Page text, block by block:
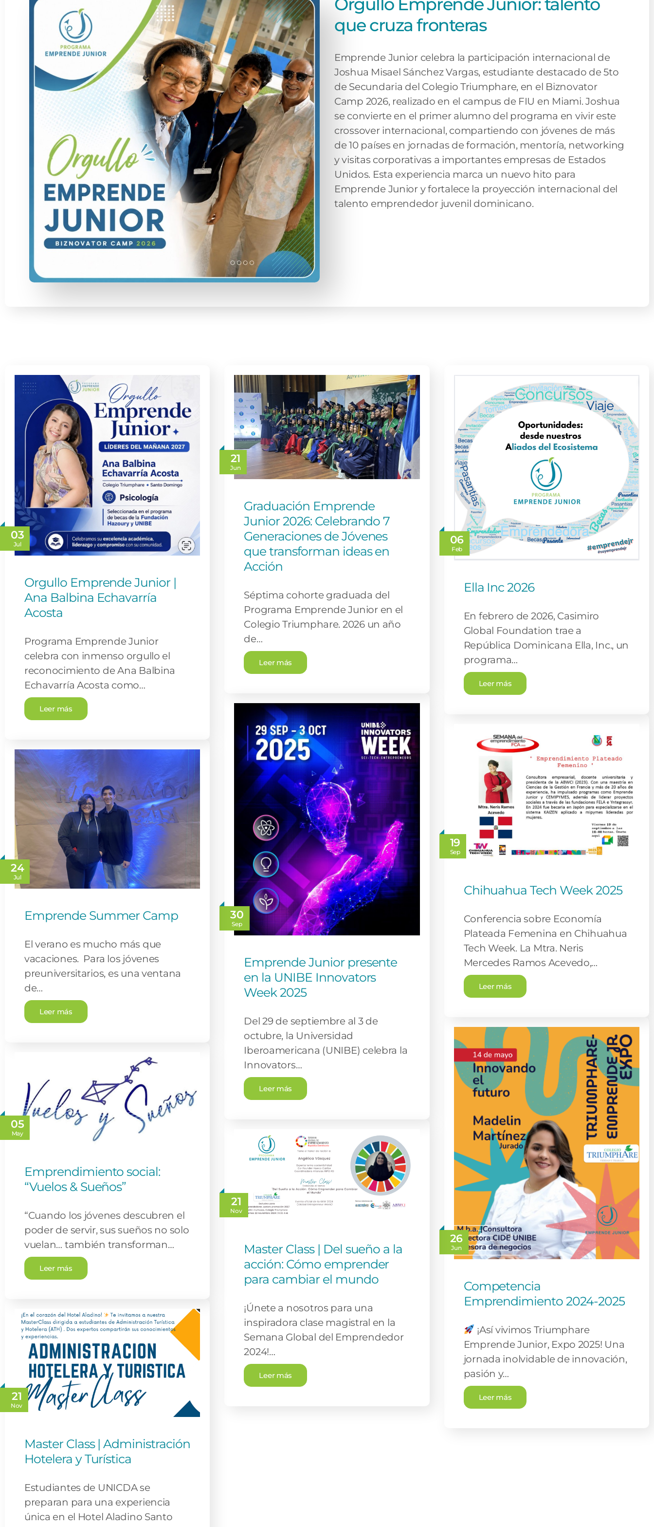
que cruza fronteras
Emprende Junior celebra la participación internacional de
Joshua Misael Sánchez Vargas, estudiante destacado de 5to
de Secundaria del Colegio Triumphare, en el Biznovator
Camp 2026, realizado en el campus de FIU en Miami. Joshua
se convierte en el primer alumno del programa en vivir este
crossover internacional, compartiendo con jóvenes de más
de 10 países en jornadas de formación, mentoría, networking
y visitas corporativas a importantes empresas de Estados
Unidos. Esta experiencia marca un nuevo hito para
Emprende Junior y fortalece la proyección internacional del
talento emprendedor juvenil dominicano.
03
Jul
Orgullo Emprende Junior |
Ana Balbina Echavarría
Acosta
Programa Emprende Junior
celebra con inmenso orgullo el
reconocimiento de Ana Balbina
Echavarría Acosta como…
Leer más
21
Jun
Graduación Emprende
Junior 2026: Celebrando 7
Generaciones de Jóvenes
que transforman ideas en
Acción
Séptima cohorte graduada del
Programa Emprende Junior en el
Colegio Triumphare. 2026 un año
de…
Leer más
06
Feb
Ella Inc 2026
En febrero de 2026, Casimiro
Global Foundation trae a
República Dominicana Ella, Inc., un
programa…
Leer más
30
Sep
Emprende Junior presente
en la UNIBE Innovators
Week 2025
Del 29 de septiembre al 3 de
octubre, la Universidad
Iberoamericana (UNIBE) celebra la
Innovators…
Leer más
19
Sep
Chihuahua Tech Week 2025
Conferencia sobre Economía
Plateada Femenina en Chihuahua
Tech Week. La Mtra. Neris
Mercedes Ramos Acevedo,…
Leer más
24
Jul
Emprende Summer Camp
El verano es mucho más que
vacaciones. Para los jóvenes
preuniversitarios, es una ventana
de…
Leer más
26
Jun
Competencia
Emprendimiento 2024-2025
¡Así vivimos Triumphare
Emprende Junior, Expo 2025! Una
jornada inolvidable de innovación,
pasión y…
Leer más
05
May
Emprendimiento social:
“Vuelos & Sueños”
“Cuando los jóvenes descubren el
poder de servir, sus sueños no solo
vuelan… también transforman…
Leer más
21
Nov
Master Class | Del sueño a la
acción: Cómo emprender
para cambiar el mundo
¡Únete a nosotros para una
inspiradora clase magistral en la
Semana Global del Emprendedor
2024!…
Leer más
21
Nov
Master Class | Administración
Hotelera y Turística
Estudiantes de UNICDA se
preparan para una experiencia
única en el Hotel Aladino Santo